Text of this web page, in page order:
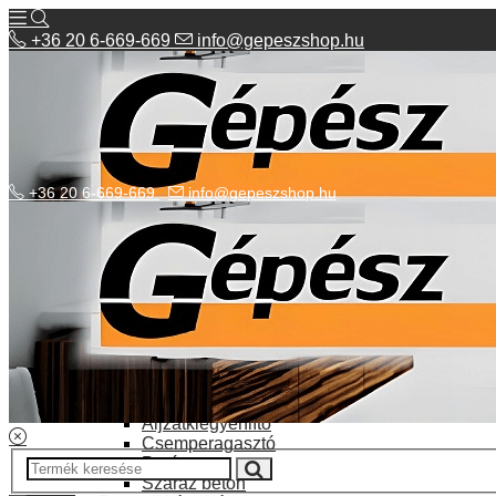
+36 20 6-669-669 info@gepeszshop.hu
Kategóriák menü
Bolhapiac
Burkolatok
Elektromos fűtés
Építkezés, fejújítás
Alapozó festék
Aljzatkiegyenlítő
Csemperagasztó
Poráru
Száraz beton
+36 20 6-669-669 info@gepeszshop.hu